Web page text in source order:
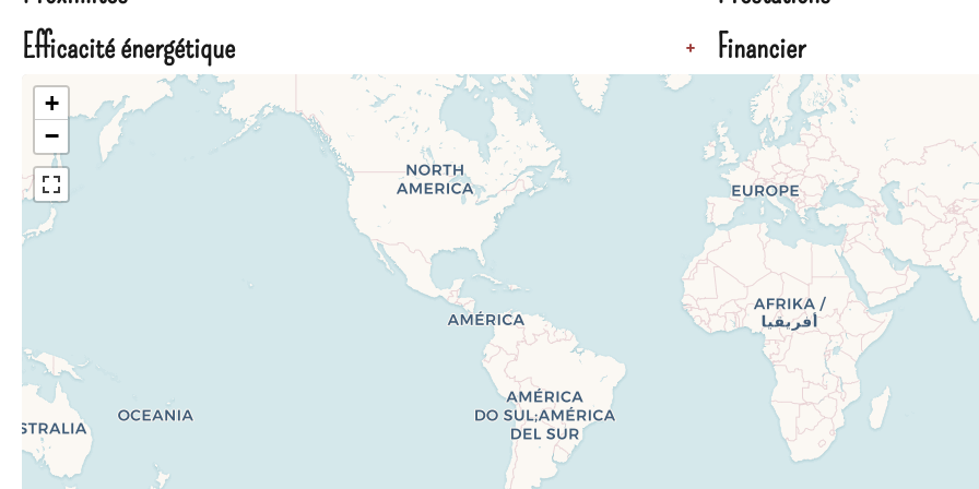
Efficacité énergétique
+ Financier
+
−